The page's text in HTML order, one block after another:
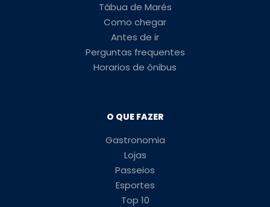
Tábua de Marés
Como chegar
Antes de ir
Perguntas frequentes
Horarios de ônibus
O QUE FAZER
Gastronomia
Lojas
Passeios
Esportes
Top 10